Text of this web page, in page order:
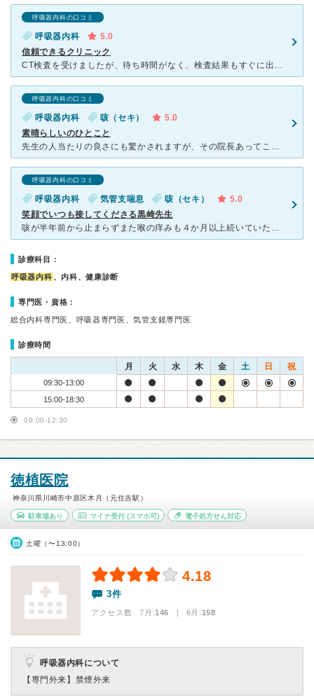
呼吸器内科の口コミ
呼吸器内科
5.0
信頼できるクリニック
CT検査を受けましたが、待ち時間がなく、検査結果もすぐに出ました。黒崎先生は説明がわかりやすいだけでなく、必要以上に不安感をあおらない、すばらしい先生だと思います。 検査直後に説明を受けられるだ
呼吸器内科の口コミ
呼吸器内科 咳（セキ）
5.0
素晴らしいのひとこと
先生の人当たりの良さにも驚かされますが、その院長あってこそかと思いますが、看護師さんや技師さん、受付の方々の「神対応」にも毎回感動します。皆さん本当に優しくて、ご丁寧です。 検査もとてもスムーズ
呼吸器内科の口コミ
呼吸器内科 気管支喘息 咳（セキ）
5.0
笑顔でいつも接してくださる黒崎先生
咳が半年前から止まらずまた喉の痒みも４か月以上続いていたので友人からの紹介で受診しました。 はつらつとした先生で笑顔で接してくださり、とても安心して受診できました。 C T検査も当日していただき、
診療科目：
呼吸器内科 、内科、健康診断
専門医・資格：
総合内科専門医、呼吸器専門医、気管支鏡専門医
診療時間
月 火 水 木 金 土 日 祝
09:30-13:00
15:00-18:30
09:00-12:30
徳植医院
神奈川県川崎市中原区木月（元住吉駅）
駐車場あり マイナ受付(スマホ可) 電子処方せん対応
土曜（〜13:00）
4.18
3件
アクセス数 7月:146 | 6月:158
呼吸器内科について
【専門外来】 禁煙外来